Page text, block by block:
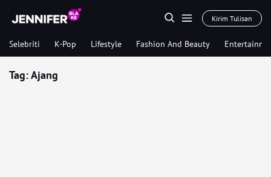
Kirim Tulisan
Selebriti K-Pop Lifestyle Fashion And Beauty
Tag:Ajang